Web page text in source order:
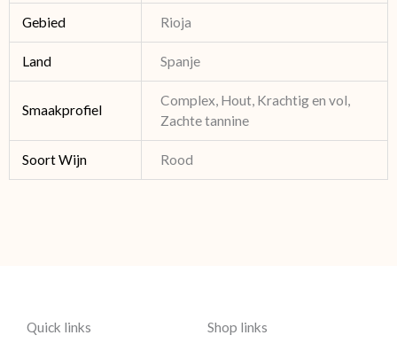
Gebied Rioja
Land Spanje
Smaakprofiel
Complex, Hout, Krachtig en vol,
Zachte tannine
Soort Wijn Rood
Quick links Shop links